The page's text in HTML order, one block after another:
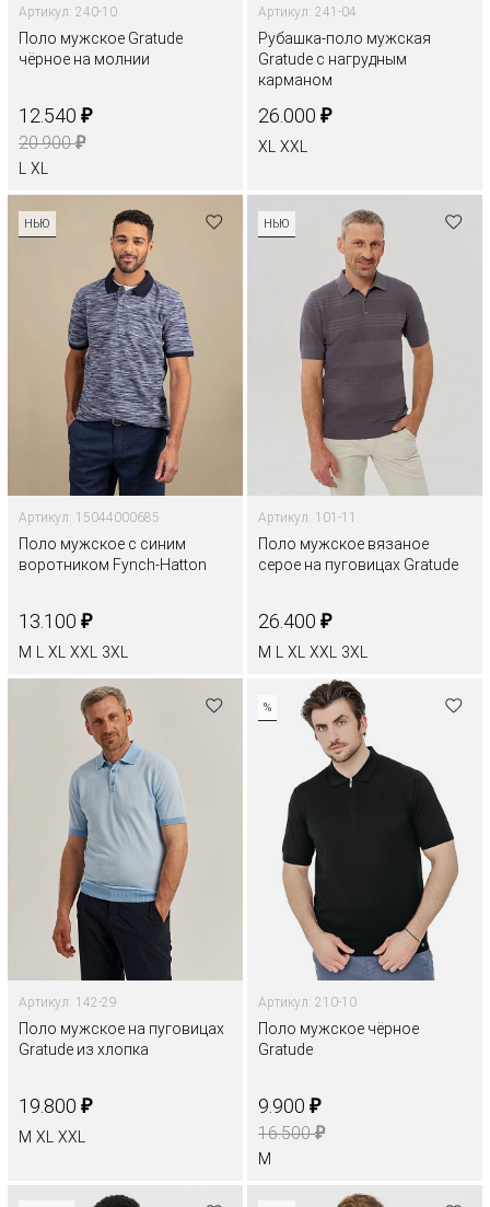
Артикул: 240-10
Поло мужское Gratude
чёрное на молнии
12.540 ₽
20.900₽
XL
Артикул: 241-04
Рубашка-поло мужская
Gratude с нагрудным
карманом
26.000 ₽
XL XXL
НЬЮ
Артикул: 15044000685
Поло мужское с синим
воротником Fynch-Hatton
13.100 ₽
M L XL XXL 3XL
НЬЮ
Артикул: 101-11
Поло мужское вязаное
серое на пуговицах Gratude
26.400 ₽
M L XL XXL 3XL
Артикул: 142-29
Поло мужское на пуговицах
Gratude из хлопка
19.800 ₽
M XL XXL
%
Артикул: 210-10
Поло мужское чёрное
Gratude
9.900 ₽
16.500₽
M